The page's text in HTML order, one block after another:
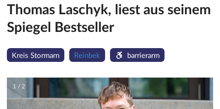
Thomas Laschyk, liest aus seinem
Spiegel Bestseller
Kreis Stormarn Reinbek barrierarm
1 / 2